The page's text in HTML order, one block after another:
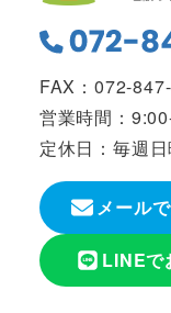
FAX：072-
営業時間：
定休日：毎週
メール
LINEで